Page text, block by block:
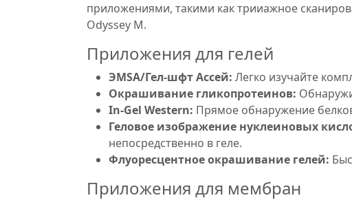
приложениями, такими как трииажное
Odyssey M.
Приложения для гелей
ЭМSA/Гел-шфт Ассей: Легко изучайте
Окрашивание гликопротеинов:
In-Gel Western: Прямое обнаружение
Геловое изображение нуклеиновых
непосредственно в геле.
Флуоресцентное окрашивание гелей:
Приложения для мембран